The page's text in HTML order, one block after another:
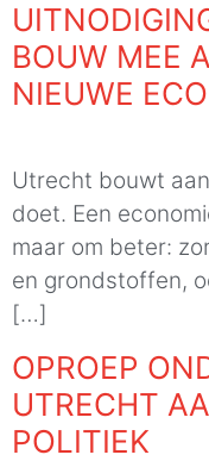
BOUW MEE
NIEUWE
Utrecht bouwt
doet. Een
maar om beter:
en grondstoffen,
[…]
OPROEP
UTRECHT
POLITIEK